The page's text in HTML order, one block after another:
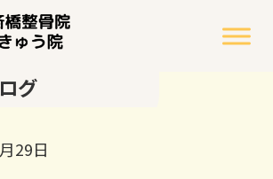
グ
29日